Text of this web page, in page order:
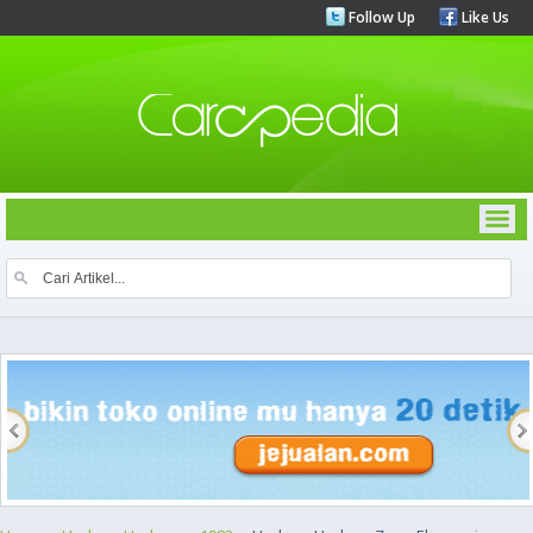
Follow Up Like Us